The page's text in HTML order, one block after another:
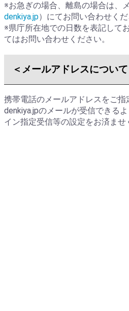
※お急ぎの場合、離島の場合は、
denkiya.jp）にてお問い合わせくだ
※県庁所在地での日数を表記して
てはお問い合わせください。
＜メールアドレスについて
携帯電話のメールアドレスをご指
denkiya.jpのメールが受信できる
イン指定受信等の設定をお済ませ